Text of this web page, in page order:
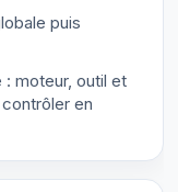
puis
moteur, outil et
en